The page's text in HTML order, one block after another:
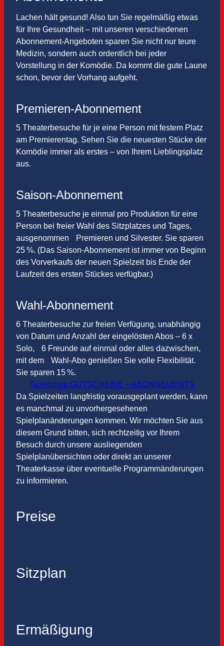
Lachen hält gesund! Also tun Sie regelmäßig etwas
für Ihre Gesundheit – mit unseren verschiedenen
Abonnement-Angeboten sparen Sie nicht nur teure
Medizin, sondern auch ordentlich bei jeder
Vorstellung in der Komödie. Da kommt die gute Laune
schon, bevor der Vorhang aufgeht.
Premieren-Abonnement
5 Theaterbesuche für je eine Person mit festem Platz
am Premierentag. Sehen Sie die neuesten Stücke der
Komödie immer als erstes – von Ihrem Lieblingsplatz
aus.
Saison-Abonnement
5 Theaterbesuche je einmal pro Produktion für eine
Person bei freier Wahl des Sitzplatzes und Tages,
ausgenommen Premieren und Silvester. Sie sparen
25 %. (Das Saison-Abonnement ist immer von Beginn
des Vorverkaufs der neuen Spielzeit bis Ende der
Laufzeit des ersten Stückes verfügbar.)
Wahl-Abonnement
6 Theaterbesuche zur freien Verfügung, unabhängig
von Datum und Anzahl der eingelösten Abos – 6 x
Solo, 6 Freunde auf einmal oder alles dazwischen,
mit dem Wahl-Abo genießen Sie volle Flexibilität.
Sie sparen 15 %.
Ticketshop GUTSCHEINE + ABONNEMENTS
Da Spielzeiten langfristig vorausgeplant werden, kann
es manchmal zu unvorhergesehenen
Spielplanänderungen kommen. Wir möchten Sie aus
diesem Grund bitten, sich rechtzeitig vor Ihrem
Besuch durch unsere ausliegenden
Spielplanübersichten oder direkt an unserer
Theaterkasse über eventuelle Programmänderungen
zu informieren.
Preise
Sitzplan
Ermäßigung